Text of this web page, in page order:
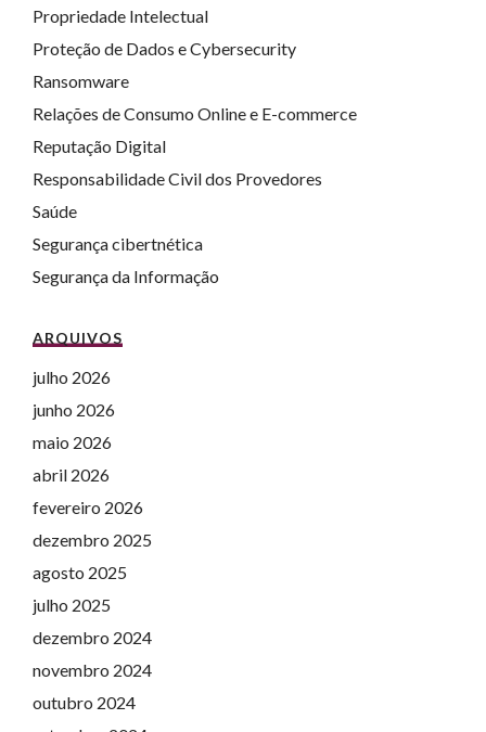
Propriedade Intelectual
Proteção de Dados e Cybersecurity
Ransomware
Relações de Consumo Online e E-commerce
Reputação Digital
Responsabilidade Civil dos Provedores
Saúde
Segurança cibertnética
Segurança da Informação
ARQUIVOS
julho 2026
junho 2026
maio 2026
abril 2026
fevereiro 2026
dezembro 2025
agosto 2025
julho 2025
dezembro 2024
novembro 2024
outubro 2024